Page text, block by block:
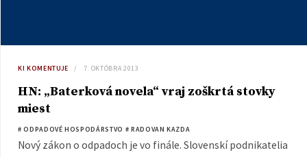
KI KOMENTUJE 7. OKTÓBRA 2013
HN: „Baterková novela“ vraj zoškrtá stovky
miest
# ODPADOVÉ HOSPODÁRSTVO # RADOVAN KAZDA
Nový zákon o odpadoch je vo finále. Slovenskí podnikatelia